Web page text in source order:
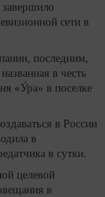
сети в
последним,
в честь
«У́ра» в поселке
в России
в
в сутки.
целевой
в